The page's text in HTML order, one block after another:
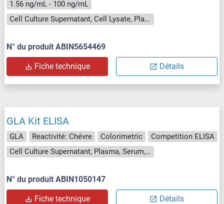
1.56 ng/mL - 100 ng/mL
Cell Culture Supernatant, Cell Lysate, Plasma, Serum, Tissue Homogenate
N° du produit ABIN5654469
Fiche technique Détails
GLA Kit ELISA
GLA Reactivité: Chévre Colorimetric
Competition ELISA
Cell Culture Supernatant, Plasma, Serum, Tissue Homogenate
N° du produit ABIN1050147
Fiche technique Détails